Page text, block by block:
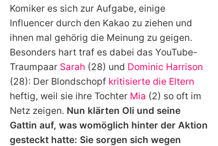
Nutzungsbedingungen
Utiq verwalten
Komiker es sich zur Aufgabe, einige
Influencer durch den Kakao zu ziehen und
ihnen mal gehörig die Meinung zu geigen.
Besonders hart traf es dabei das YouTube-
Traumpaar Sarah (28) und Dominic Harrison
(28): Der Blondschopf kritisierte die Eltern
heftig, weil sie ihre Tochter Mia (2) so oft im
Netz zeigen. Nun klärten Oli und seine
Gattin auf, was womöglich hinter der Aktion
gesteckt hatte: Sie sorgen sich wegen